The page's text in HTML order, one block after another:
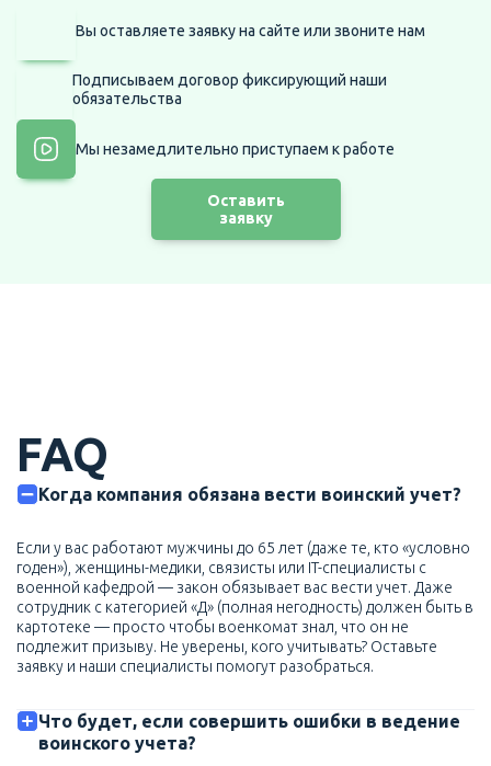
Вы оставляете заявку на сайте или звоните нам
Подписываем договор фиксирующий наши
обязательства
Мы незамедлительно приступаем к работе
Оставить
заявку
FAQ
Когда компания обязана вести воинский учет?
Если у вас работают мужчины до 65 лет (даже те, кто «условно
годен»), женщины-медики, связисты или IT-специалисты с
военной кафедрой — закон обязывает вас вести учет. Даже
сотрудник с категорией «Д» (полная негодность) должен быть в
картотеке — просто чтобы военкомат знал, что он не
подлежит призыву. Не уверены, кого учитывать? Оставьте
заявку и наши специалисты помогут разобраться.
Что будет, если совершить ошибки в ведение
воинского учета?